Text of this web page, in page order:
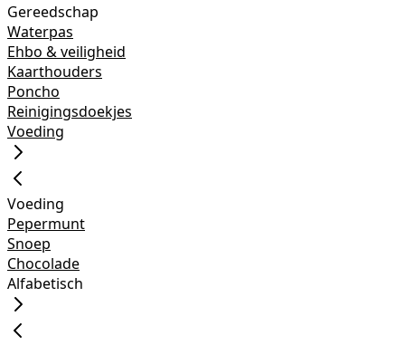
Gereedschap
Waterpas
Ehbo & veiligheid
Kaarthouders
Poncho
Reinigingsdoekjes
Voeding
Voeding
Pepermunt
Snoep
Chocolade
Alfabetisch